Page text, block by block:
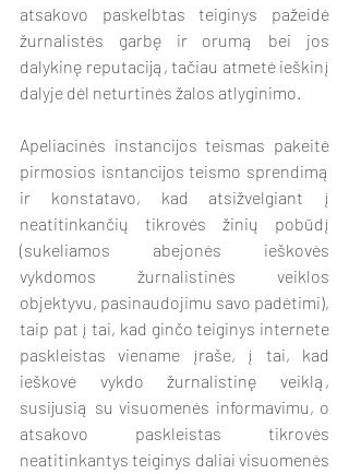
atsakovo paskelbtas teiginys pažeidė
žurnalistės garbę ir orumą bei jos
dalykinę reputaciją, tačiau atmetė ieškinį
dalyje dėl neturtinės žalos atlyginimo.
Apeliacinės instancijos teismas pakeitė
pirmosios isntancijos teismo sprendimą
ir konstatavo, kad atsižvelgiant į
neatitinkančių tikrovės žinių pobūdį
(sukeliamos abejonės ieškovės
vykdomos žurnalistinės veiklos
objektyvu, pasinaudojimu savo padėtimi),
taip pat į tai, kad ginčo teiginys internete
paskleistas viename įraše, į tai, kad
ieškovė vykdo žurnalistinę veiklą,
susijusią su visuomenės informavimu, o
atsakovo paskleistas tikrovės
neatitinkantys teiginys daliai visuomenės